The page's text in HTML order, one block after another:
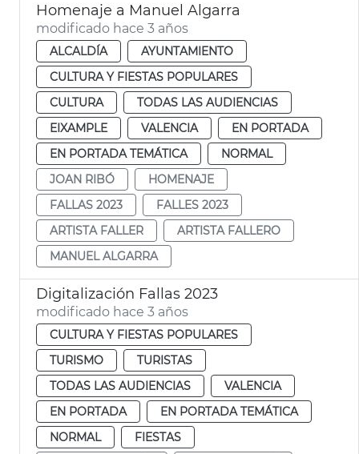
Homenaje a Manuel Algarra
modificado hace 3 años
ALCALDÍA
AYUNTAMIENTO
CULTURA Y FIESTAS POPULARES
CULTURA
TODAS LAS AUDIENCIAS
EIXAMPLE
VALENCIA
EN PORTADA
EN PORTADA TEMÁTICA
NORMAL
JOAN RIBÓ
HOMENAJE
FALLAS 2023
FALLES 2023
ARTISTA FALLER
ARTISTA FALLERO
MANUEL ALGARRA
Digitalización Fallas 2023
modificado hace 3 años
CULTURA Y FIESTAS POPULARES
TURISMO
TURISTAS
TODAS LAS AUDIENCIAS
VALENCIA
EN PORTADA
EN PORTADA TEMÁTICA
NORMAL
FIESTAS